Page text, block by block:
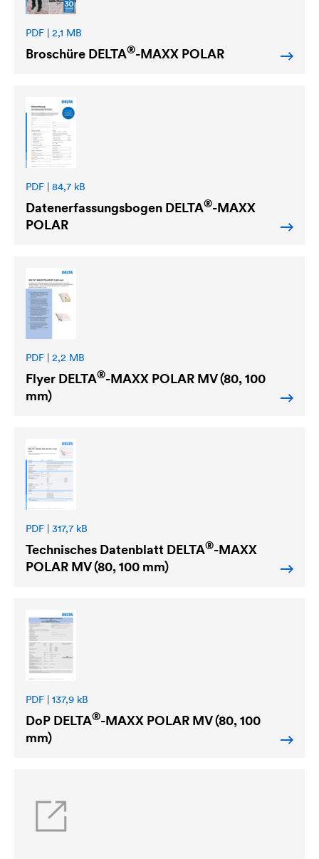
PDF | 2,1 MB
Broschüre DELTA®-MAXX POLAR
PDF | 84,7 kB
Datenerfassungsbogen DELTA®-MAXX
POLAR
PDF | 2,2 MB
Flyer DELTA®-MAXX POLAR MV (80, 100
mm)
PDF | 317,7 kB
Technisches Datenblatt DELTA®-MAXX
POLAR MV (80, 100 mm)
PDF | 137,9 kB
DoP DELTA®-MAXX POLAR MV (80, 100
mm)